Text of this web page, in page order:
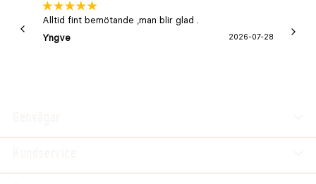
Alltid fint bemötande ,man blir glad .
Yngve
2026-07-28